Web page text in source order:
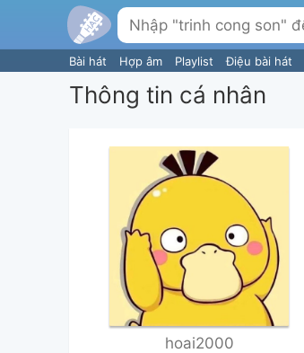
Bài hát Hợp âm Playlist Điệu bài hát
Thông tin cá nhân
hoai2000